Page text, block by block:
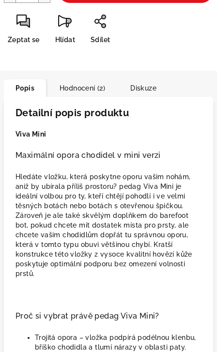
Zeptat se Hlídat Sdílet
Popis Hodnocení (2) Diskuze
Detailní popis produktu
Viva Mini
Maximální opora chodidel v mini verzi
Hledáte vložku, která poskytne oporu vašim nohám,
aniž by ubírala příliš prostoru? pedag Viva Mini je
ideální volbou pro ty, kteří chtějí pohodlí i ve velmi
těsných botách nebo botách s otevřenou špičkou.
Zároveň je ale také skvělým doplňkem do barefoot
bot, pokud chcete mít dostatek místa pro prsty, ale
chcete vašim chodidlům dopřát tu správnou oporu,
která v tomto typu obuvi většinou chybí. Kratší
konstrukce této vložky z vysoce kvalitní hovězí kůže
poskytuje optimální podporu bez omezení volnosti
prstů.
Proč si vybrat právě pedag Viva Mini?
Trojitá opora – vložka podpírá podélnou klenbu,
bříško chodidla a tlumí nárazy v oblasti paty.